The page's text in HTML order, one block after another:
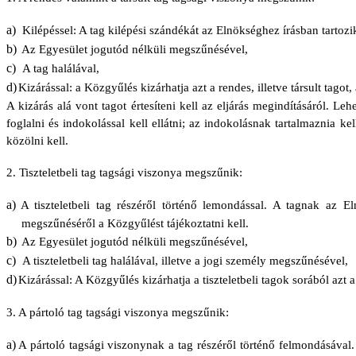
a) Kilépéssel: A tag kilépési szándékát az Elnökséghez írásban
b) Az Egyesület jogutód nélküli megszűnésével,
c) A tag halálával,
d)Kizárással: a Közgyűlés kizárhatja azt a rendes, illetve társult
A kizárás alá vont tagot értesíteni kell az eljárás megindításáról.
foglalni és indokolással kell ellátni; az indokolásnak tartalmaznia
közölni kell.
2. Tiszteletbeli tag tagsági viszonya megszűnik:
a) A tiszteletbeli tag részéről történő lemondással. A tagnak az
megszűnéséről a Közgyűlést tájékoztatni kell.
b) Az Egyesület jogutód nélküli megszűnésével,
c) A tiszteletbeli tag halálával, illetve a jogi személy megszűnésével,
d)Kizárással: A Közgyűlés kizárhatja a tiszteletbeli tagok sorából azt
3. A pártoló tag tagsági viszonya megszűnik:
a) A pártoló tagsági viszonynak a tag részéről történő